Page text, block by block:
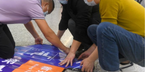
书画 健康 军事
视频 图片 政务
央文件 金融 汽车